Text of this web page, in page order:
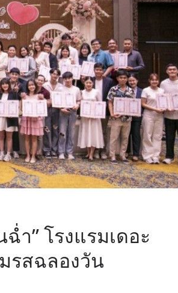
ำ” โรงแรมเดอะ
รสฉลองวัน